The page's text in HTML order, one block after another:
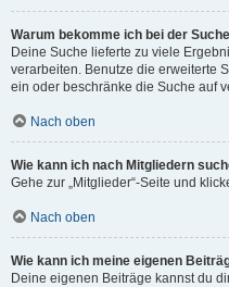
Warum bekomme ich bei der
Deine Suche lieferte zu viele
verarbeiten. Benutze die erweiterte
ein oder beschränke die Suche auf
Nach oben
Wie kann ich nach Mitgliedern
Gehe zur „Mitglieder“-Seite und
Nach oben
Wie kann ich meine eigenen
Deine eigenen Beiträge kannst du